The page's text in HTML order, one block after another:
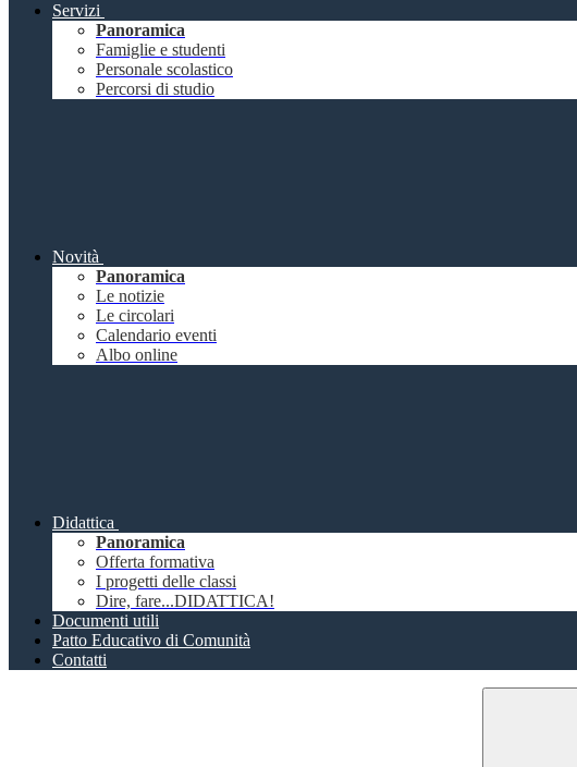
Servizi
Panoramica
Famiglie e studenti
Personale scolastico
Percorsi di studio
Novità
Panoramica
Le notizie
Le circolari
Calendario eventi
Albo online
Didattica
Panoramica
Offerta formativa
I progetti delle classi
Dire, fare...DIDATTICA!
Documenti utili
Patto Educativo di Comunità
Contatti